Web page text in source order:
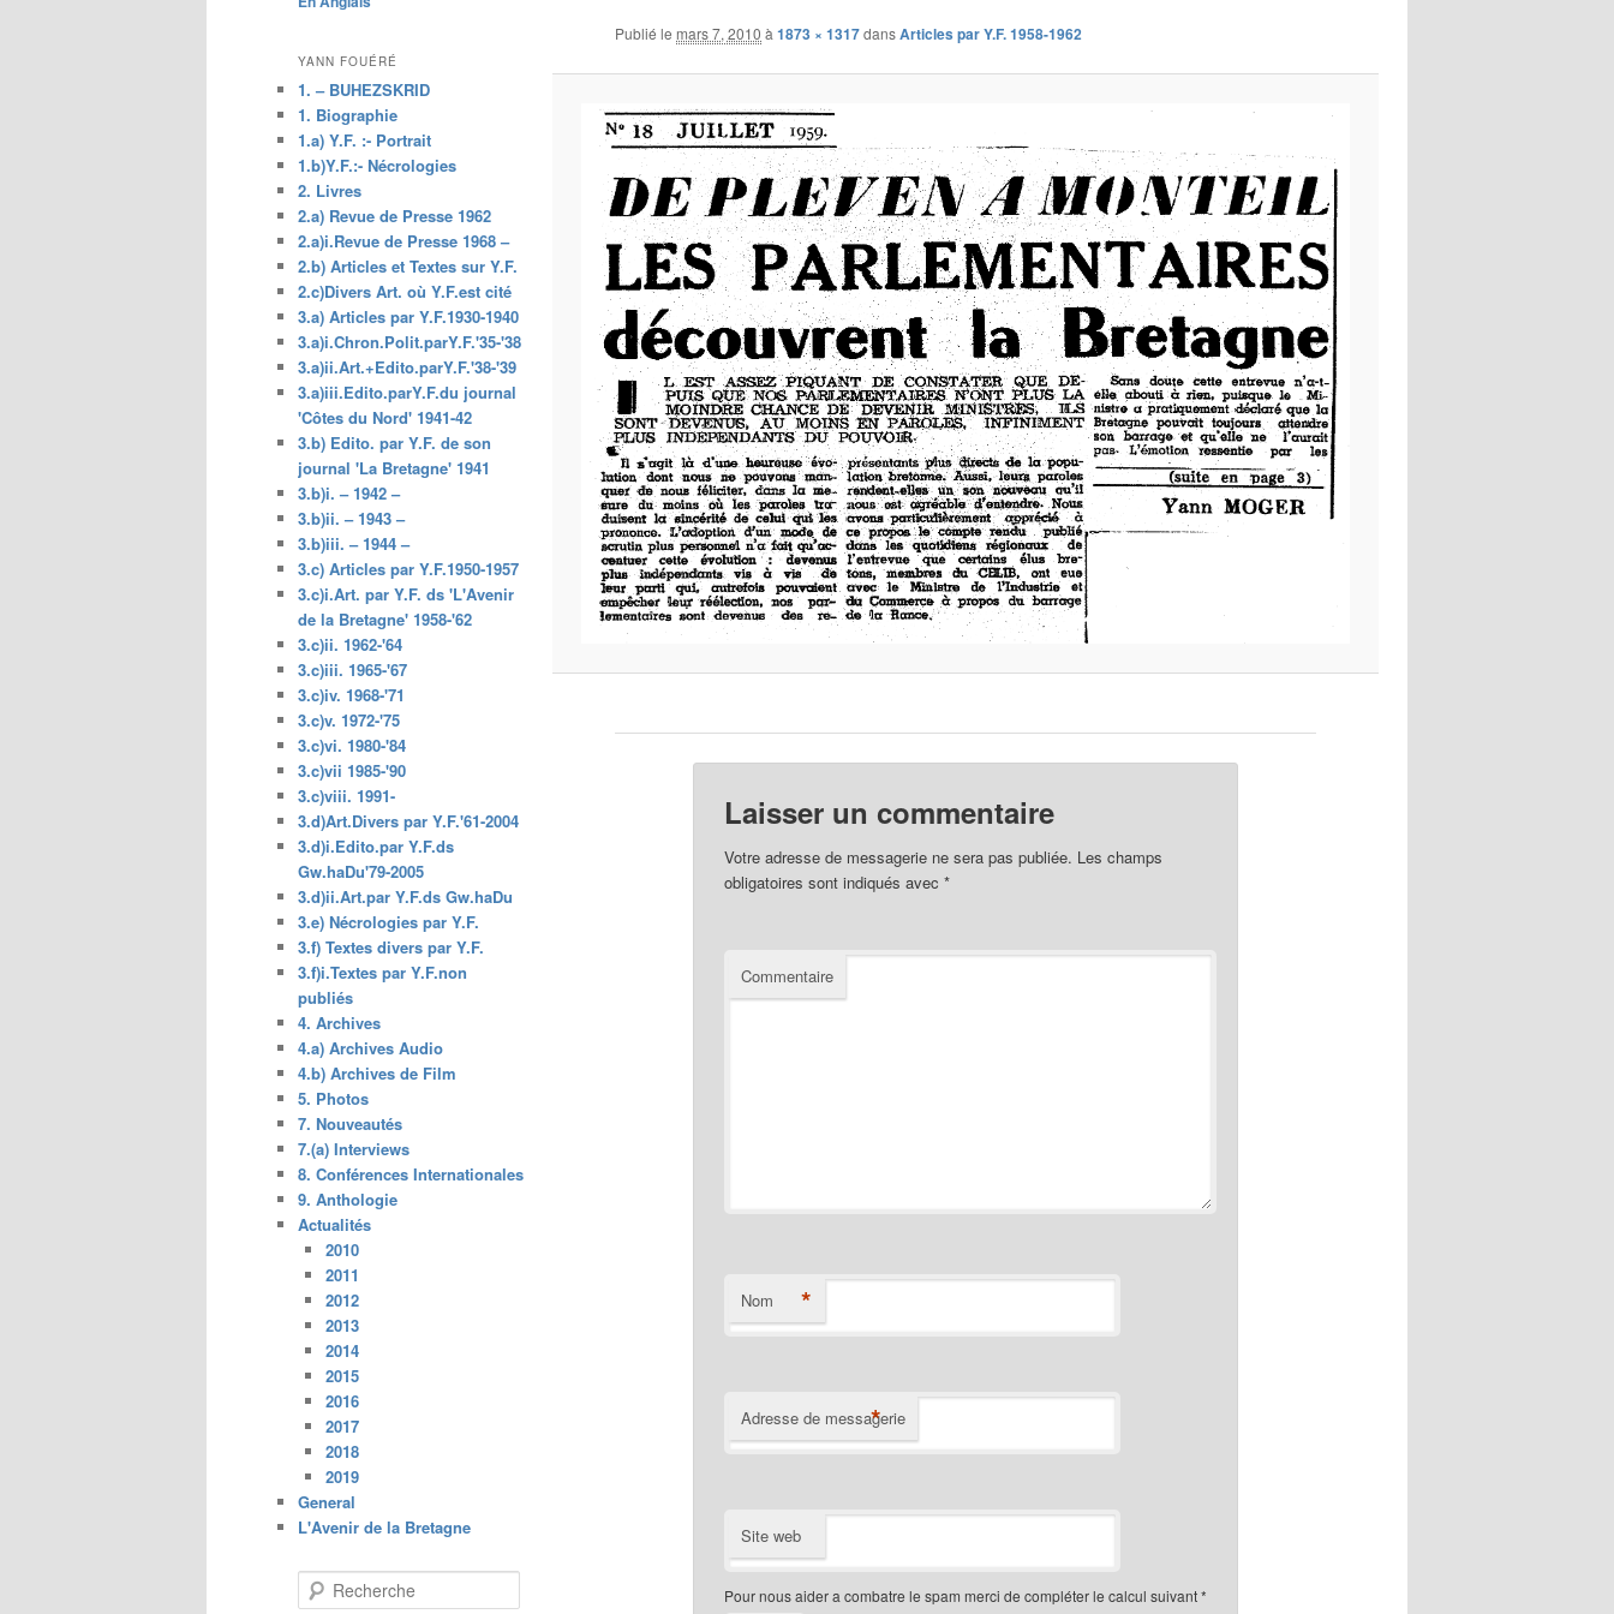
principal
Publié le mars 7, 2010 à 1873 × 1317dansArticles par Y.F. 1958-1962
Laisser un commentaire
Votre adresse de messagerie ne sera pas publiée. Les champs
obligatoires sont indiqués avec *
Commentaire
Nom *
Adresse de messagerie
*
Site web
Pour nous aider a combatre le spam merci de compléter le calcul suivant*
YANN FOUÉRÉ
1. – BUHEZSKRID
1. Biographie
1.a) Y.F. :- Portrait
1.b)Y.F.:- Nécrologies
2. Livres
2.a) Revue de Presse 1962
2.a)i.Revue de Presse 1968 –
2.b) Articles et Textes sur Y.F.
2.c)Divers Art. où Y.F.est cité
3.a) Articles par Y.F.1930-1940
3.a)i.Chron.Polit.parY.F.'35-'38
3.a)ii.Art.+Edito.parY.F.'38-'39
3.a)iii.Edito.parY.F.du journal
'Côtes du Nord' 1941-42
3.b) Edito. par Y.F. de son
journal 'La Bretagne' 1941
3.b)i. – 1942 –
3.b)ii. – 1943 –
3.b)iii. – 1944 –
3.c) Articles par Y.F.1950-1957
3.c)i.Art. par Y.F. ds 'L'Avenir
de la Bretagne' 1958-'62
3.c)ii. 1962-'64
3.c)iii. 1965-'67
3.c)iv. 1968-'71
3.c)v. 1972-'75
3.c)vi. 1980-'84
3.c)vii 1985-'90
3.c)viii. 1991-
3.d)Art.Divers par Y.F.'61-2004
3.d)i.Edito.par Y.F.ds
Gw.haDu'79-2005
3.d)ii.Art.par Y.F.ds Gw.haDu
3.e) Nécrologies par Y.F.
3.f) Textes divers par Y.F.
3.f)i.Textes par Y.F.non
publiés
4. Archives
4.a) Archives Audio
4.b) Archives de Film
5. Photos
7. Nouveautés
7.(a) Interviews
8. Conférences Internationales
9. Anthologie
Actualités
2010
2011
2012
2013
2014
2015
2016
2017
2018
2019
General
L'Avenir de la Bretagne
e